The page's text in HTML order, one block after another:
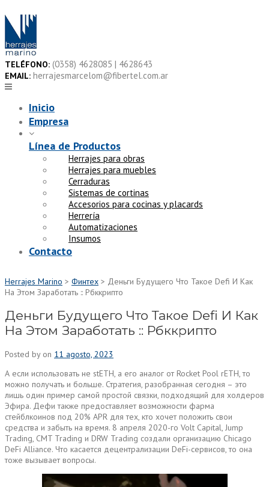
to
content
TELÉFONO: (0358) 4628085 | 4628643
EMAIL: herrajesmarcelom@fibertel.com.ar
Inicio
Empresa
Línea de Productos
Herrajes para obras
Herrajes para muebles
Cerraduras
Sistemas de cortinas
Accesorios para cocinas y placards
Herrería
Automatizaciones
Insumos
Contacto
Herrajes Marino > Финтех > Деньги Будущего Что Такое Defi И Как
На Этом Заработать :: Рбккрипто
Деньги Будущего Что Такое Defi И Как
На Этом Заработать :: Рбккрипто
Posted by on 11 agosto, 2023
А если использовать не stETH, а его аналог от Rocket Pool rETH, то
можно получать и больше. Стратегия, разобранная сегодня – это
лишь один пример самой простой связки, подходящий для холдеров
Эфира. Дефи также предоставляет возможности фарма
стейблкоинов под 20% APR для тех, кто хочет положить свои
средства и забыть на время. 8 апреля 2020-го Volt Capital, Jump
Trading, CMT Trading и DRW Trading создали организацию Chicago
DeFi Alliance. Что касается децентрализации DeFi-сервисов, то она
тоже вызывает вопросы.